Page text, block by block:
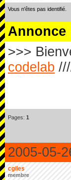
Vous n'êtes pas identifié.
Annonce
>>>
codelab
Pages: 1
2005-05-
cgiles
membre